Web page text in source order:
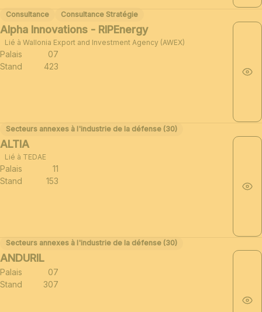
Consultance Consultance Stratégie
Alpha Innovations - RIPEnergy
Lié à Wallonia Export and Investment Agency (AWEX)
Palais
07
Stand
423
Secteurs annexes à l'industrie de la défense (30)
ALTIA
Lié à TEDAE
Palais
11
Stand
153
Secteurs annexes à l'industrie de la défense (30)
ANDURIL
Palais
07
Stand
307